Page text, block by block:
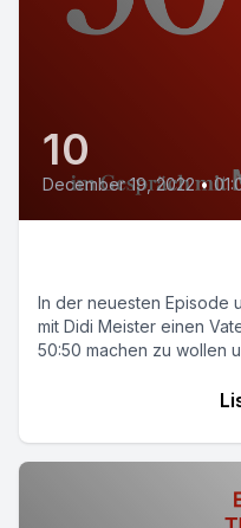
10
December 19, 2022 •
In der neuesten Episode
mit Didi Meister einen
50:50 machen zu wollen